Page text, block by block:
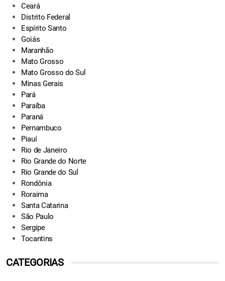
Ceará
Distrito Federal
Espírito Santo
Goiás
Maranhão
Mato Grosso
Mato Grosso do Sul
Minas Gerais
Pará
Paraíba
Paraná
Pernambuco
Piauí
Rio de Janeiro
Rio Grande do Norte
Rio Grande do Sul
Rondônia
Roraima
Santa Catarina
São Paulo
Sergipe
Tocantins
CATEGORIAS